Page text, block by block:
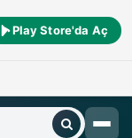
Play Store'da Aç